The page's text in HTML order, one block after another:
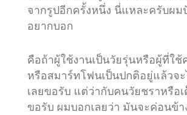
จากรูปอีกครั้งหนึ่ง นี่แหละครับผ
อยากบอก
คือถ้าผู้ใช้งานเป็นวัยรุ่นหรือผู้ที่ใช้
หรือสมาร์ทโฟนเป็นปกติอยู่แล้วจ
เลยขอรับ แต่ว่ากับคนวัยชราหรือ
ขอรับ ผมบอกเลยว่า มันจะค่อนข้า